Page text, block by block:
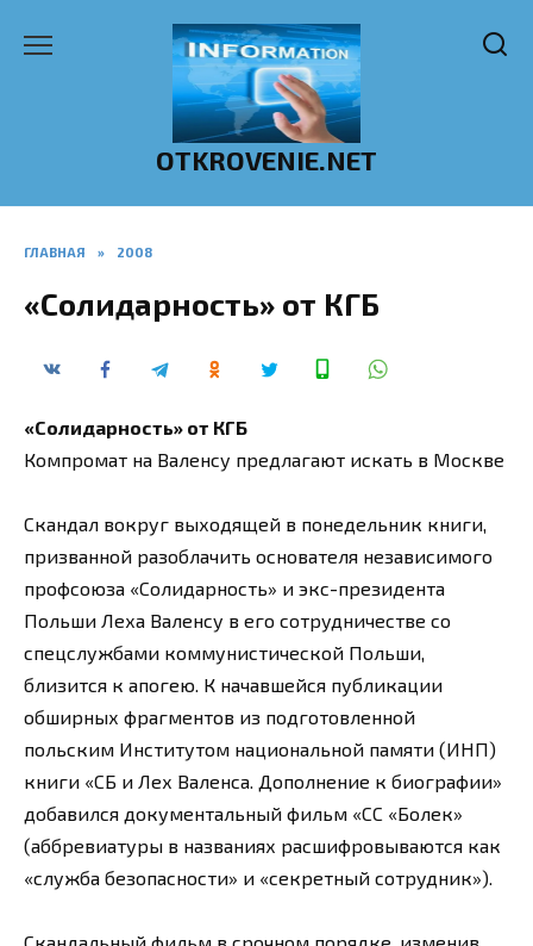
OTKROVENIE.NET
ГЛАВНАЯ » 2008
«Солидарность» от КГБ
«Солидарность» от КГБ
Компромат на Валенсу предлагают искать в Москве
Скандал вокруг выходящей в понедельник книги,
призванной разоблачить основателя независимого
профсоюза «Солидарность» и экс-президента
Польши Леха Валенсу в его сотрудничестве со
спецслужбами коммунистической Польши,
близится к апогею. К начавшейся публикации
обширных фрагментов из подготовленной
польским Институтом национальной памяти (ИНП)
книги «СБ и Лех Валенса. Дополнение к биографии»
добавился документальный фильм «СС «Болек»
(аббревиатуры в названиях расшифровываются как
«служба безопасности» и «секретный сотрудник»).